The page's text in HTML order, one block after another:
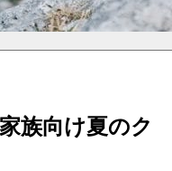
族向け夏のク